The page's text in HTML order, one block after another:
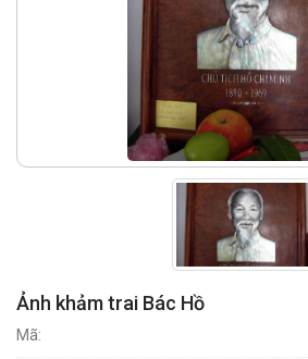
Ảnh khảm trai Bác Hồ
Mã: